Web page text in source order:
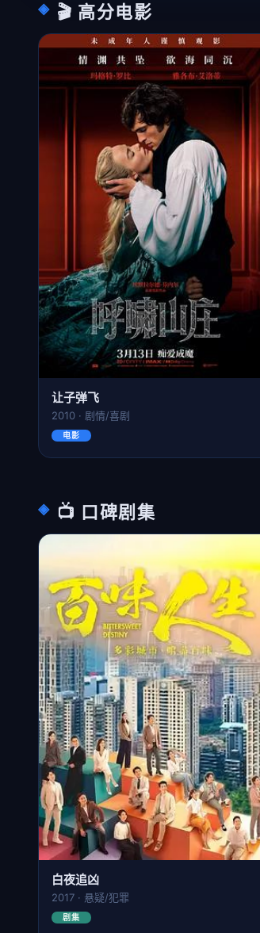
🎬 高分电影
让子弹飞
2010 · 剧情/喜剧
电影
📺 口碑剧集
白夜追凶
2017 · 悬疑/犯罪
剧集